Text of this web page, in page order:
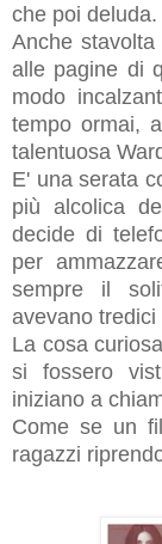
che poi deluda.
Anche
alle pagine di
modo
tempo ormai,
talentuosa
E' una serata
più alcolica
decide di
per
sempre il
avevano
La cosa
si fossero
iniziano a
Come se un
ragazzi